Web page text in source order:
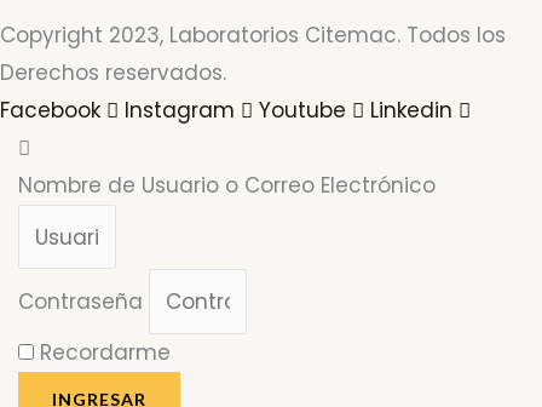
Copyright 2023, Laboratorios Citemac. Todos los
Derechos reservados.
Facebook
Instagram Youtube Linkedin
Nombre de Usuario o Correo Electrónico
Contraseña
Recordarme
INGRESAR